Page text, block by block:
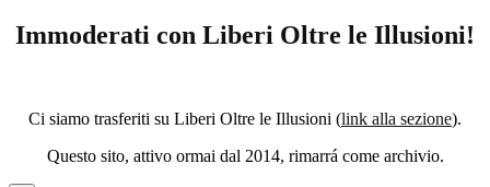
Immoderati con Liberi Oltre le Illusioni!
Ci siamo trasferiti su Liberi Oltre le Illusioni (link alla sezione).
Questo sito, attivo ormai dal 2014, rimarrá come archivio.